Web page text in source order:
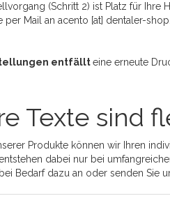
(Schritt 2) ist Platz für
per Mail an acento [at] dentaler-
entfällteine erneute
Texte sind
Produkte können wir Ihren
dabei nur bei
Bedarf dazu an oder senden Sie